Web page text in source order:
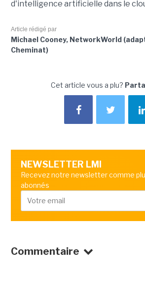
d'intelligence artificielle dans le
Article rédigé par
Michael Cooney, NetworkWorld
Cheminat)
Cet article vous a plu?
NEWSLETTER LMI
Recevez notre newsletter comme
abonnés
Commentaire